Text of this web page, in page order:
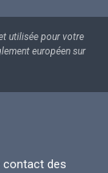
utilisée pour votre
européen sur
contact des